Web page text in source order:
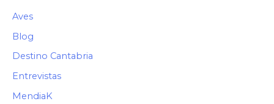
Aves
Blog
Destino Cantabria
Entrevistas
MendiaK